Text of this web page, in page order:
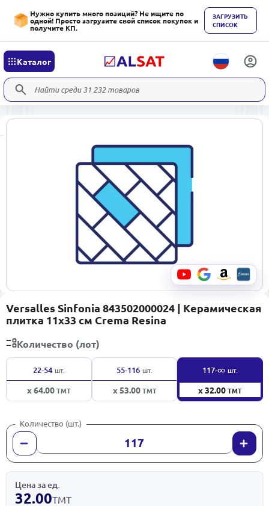
Нужно купить много позиций? Не ищите по
одной! Просто загрузите свой список покупок и
получите КП.
ЗАГРУЗИТЬ
СПИСОК
Каталог
Versalles Sinfonia 843502000024 | Керамическая
плитка 11x33 см Crema Resina
Количество (лот)
22-54 шт.
x 64.00ТМТ
55-116 шт.
x 53.00ТМТ
117-∞ шт.
x 32.00ТМТ
Количество (шт.)
Цена за ед.
32.00ТМТ